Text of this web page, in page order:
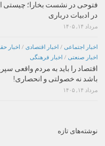
فتوحی در نشست بخارا؛ چیستی
در ادبیات درباری
مرداد ۱۴, ۱۴۰۵
اخبار اجتماعی / اخبار اقتصادی / اخبار
اخبار صنعتی / اخبار فرهنگی
اقتصاد را باید به مردم واقعی
باشد نه خصولتی و انحصاری!
مرداد ۱۴, ۱۴۰۵
نوشته‌های تازه